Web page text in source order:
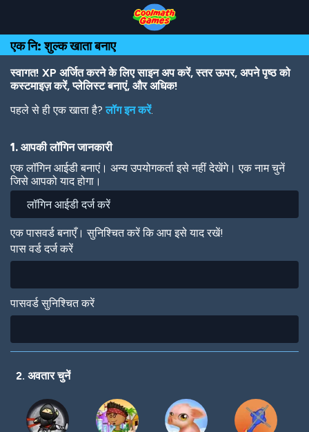
Top
of
Page
Navigation
Main
Content
Footer
main
content
एक नि: शुल्क खाता बनाए
स्वागत! XP अर्जित करने के लिए साइन अप करें, स्तर ऊपर, अपने पृष्ठ को
कस्टमाइज़ करें, प्लेलिस्ट बनाएं, और अधिक!
पहले से ही एक खाता है?लॉग इन करें.
1. आपकी लॉगिन जानकारी
एक लॉगिन आईडी बनाएं। अन्य उपयोगकर्ता इसे नहीं देखेंगे। एक नाम चुनें
जिसे आपको याद होगा।
एक पासवर्ड बनाएँ। सुनिश्चित करें कि आप इसे याद रखें!
पास वर्ड दर्ज करें
पासवर्ड सुनिश्चित करें
2. अवतार चुनें